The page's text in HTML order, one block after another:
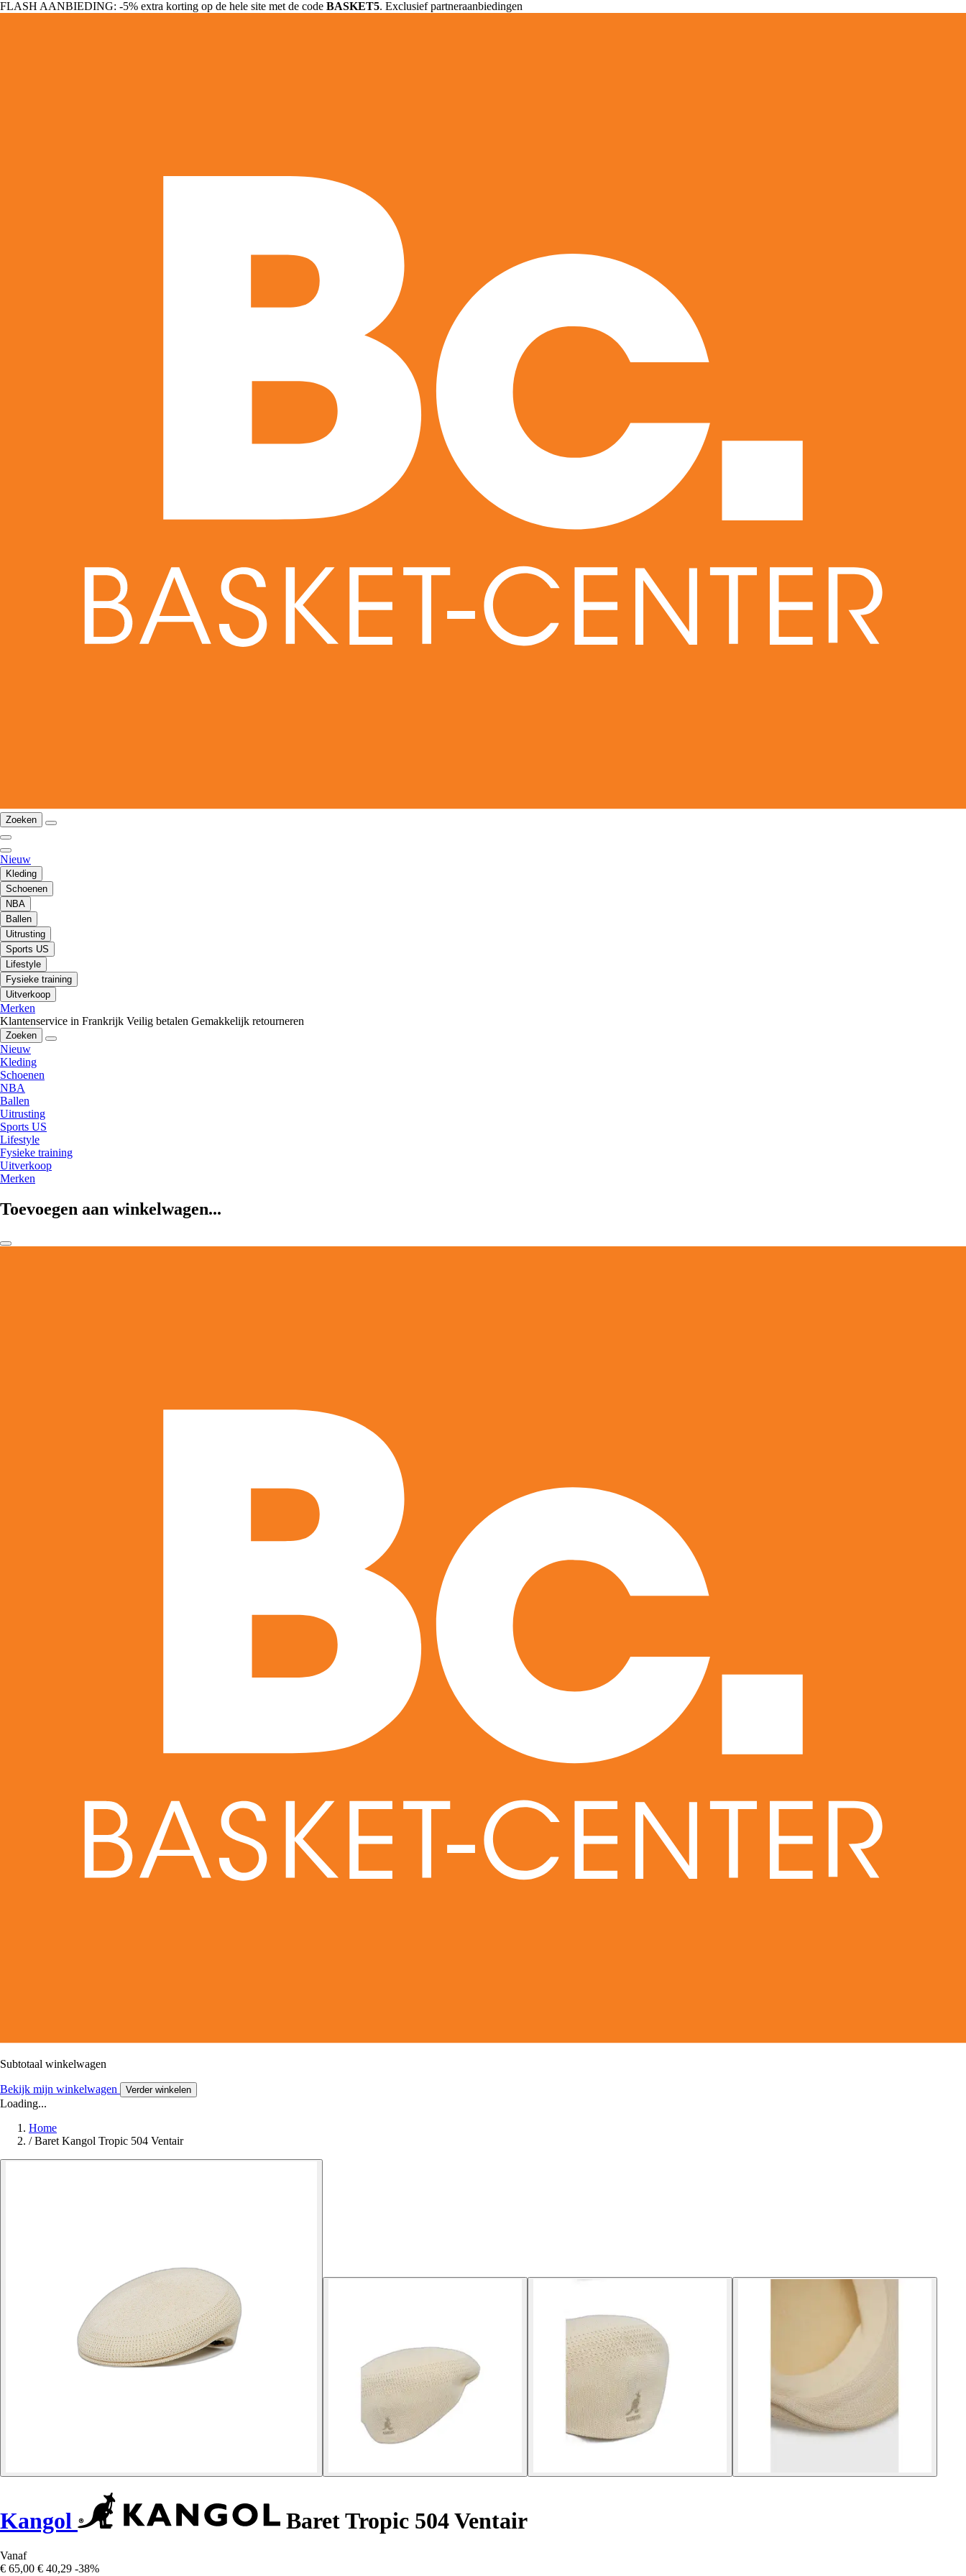
FLASH AANBIEDING: -5% extra korting op de hele site met de code BASKET5. Exclusief partneraanbiedingen
Zoeken
Nieuw
Kleding
Schoenen
NBA
Ballen
Uitrusting
Sports US
Lifestyle
Fysieke training
Uitverkoop
Merken
Klantenservice in Frankrijk Veilig betalen Gemakkelijk retourneren
Zoeken
Nieuw
Kleding
Schoenen
NBA
Ballen
Uitrusting
Sports US
Lifestyle
Fysieke training
Uitverkoop
Merken
Toevoegen aan winkelwagen...
Subtotaal winkelwagen
Bekijk mijn winkelwagen Verder winkelen
Loading...
Home
/ Baret Kangol Tropic 504 Ventair
Kangol Baret Tropic 504 Ventair
Vanaf
€ 65,00 € 40,29 -38%